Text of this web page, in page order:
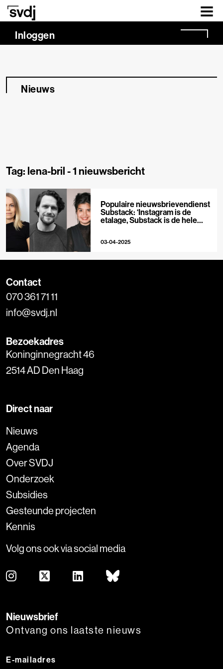
Naar hoofdinhoud
Inloggen
Nieuws
Tag: lena-bril -1 nieuwsbericht
Populaire nieuwsbrievendienst
Substack: ‘Instagram is de
etalage, Substack is de hele
03-04-2025
Contact
070 361 71 11
info@svdj.nl
Bezoekadres
Koninginnegracht 46
2514 AD Den Haag
Direct naar
Nieuws
Agenda
Over SVDJ
Onderzoek
Subsidies
Gesteunde projecten
Kennis
Volg ons ook via social media
Nieuwsbrief
Ontvang ons laatste nieuws
E-mailadres